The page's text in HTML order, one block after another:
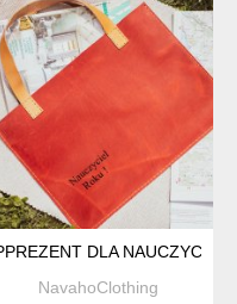
LEN , ZMIĘKCZANY,
DLA
NavahoClothing